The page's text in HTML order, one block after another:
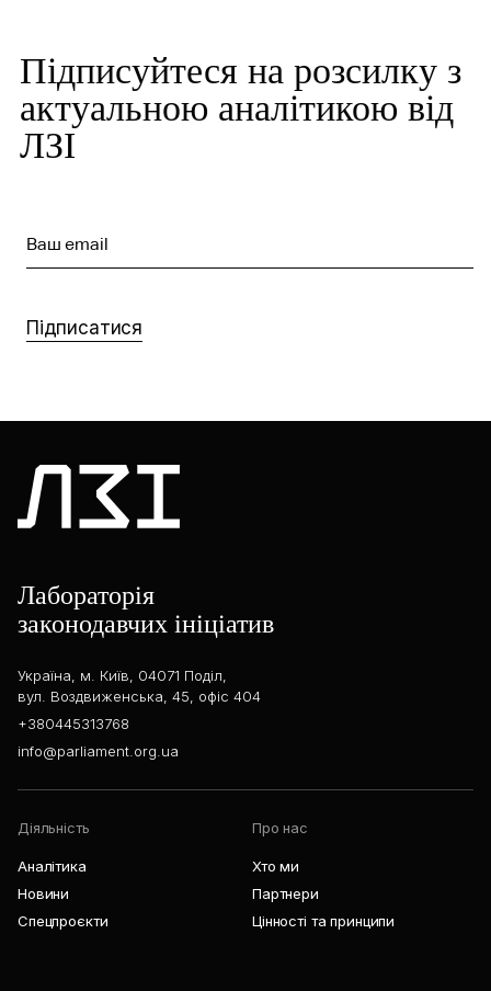
Підписуйтеся на розсилку з
актуальною аналітикою від
ЛЗІ
Ваш email
Підписатися
Лабораторія
законодавчих ініціатив
Україна, м. Київ, 04071 Поділ,
вул. Воздвиженська, 45, офіс 404
+380445313768
info@parliament.org.ua
Діяльність
Аналітика
Новини
Спецпроєкти
Про нас
Хто ми
Партнери
Цінності та принципи